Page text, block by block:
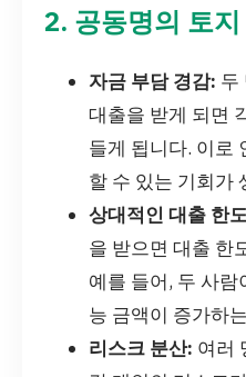
2. 공동명의 토
자금 부담 경감: 두
대출을 받게 되면
들게 됩니다. 이로
할 수 있는 기회가
상대적인 대출 한
을 받으면 대출 한
예를 들어, 두 사
능 금액이 증가하
리스크 분산: 여러